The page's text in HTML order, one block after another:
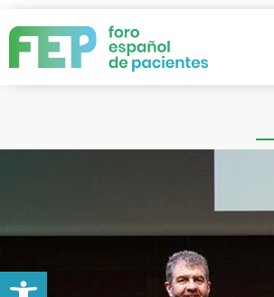
Abrir barra de herramientas